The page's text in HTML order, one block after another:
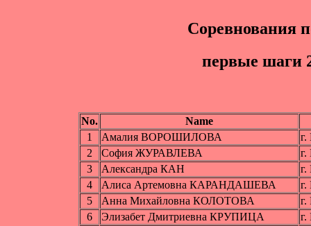
Соревнования
пepвые шaги
No.
Name
1
Амалия ВОРОШИЛОВА
2
София ЖУРАВЛЕВА
3
Александра КАН
4
Алиса Артемовна КАРАНДАШЕВА
5
Анна Михайловна КОЛОТОВА
6
Элизабет Дмитриевна КРУПИЦА